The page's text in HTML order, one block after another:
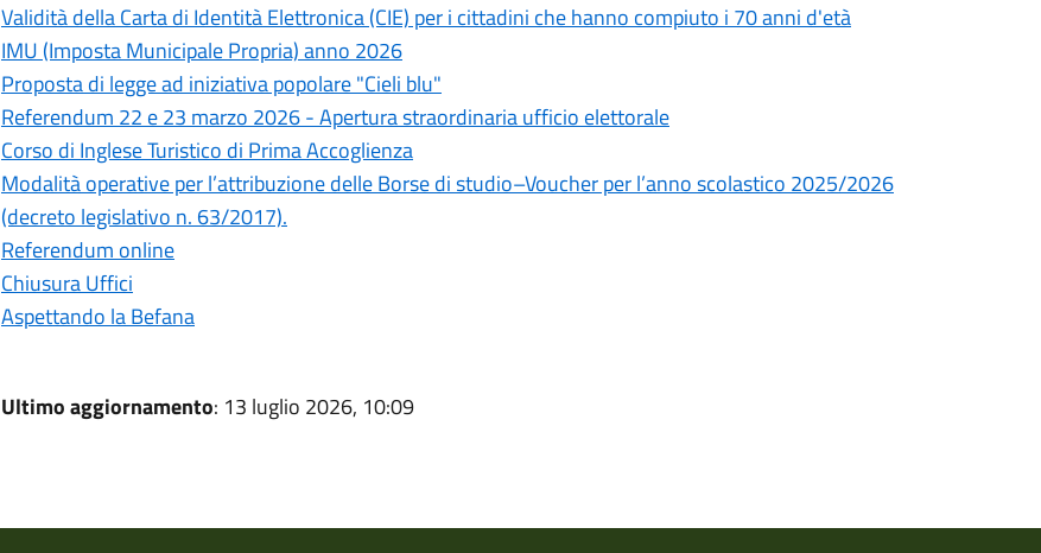
Validità della Carta di Identità Elettronica (CIE) per i cittadini che hanno compiuto i 70 anni d'età
IMU (Imposta Municipale Propria) anno 2026
Proposta di legge ad iniziativa popolare "Cieli blu"
Referendum 22 e 23 marzo 2026 - Apertura straordinaria ufficio elettorale
Corso di Inglese Turistico di Prima Accoglienza
Modalità operative per l’attribuzione delle Borse di studio–Voucher per l’anno scolastico 2025/2026
(decreto legislativo n. 63/2017).
Referendum online
Chiusura Uffici
Aspettando la Befana
Ultimo aggiornamento: 13 luglio 2026, 10:09